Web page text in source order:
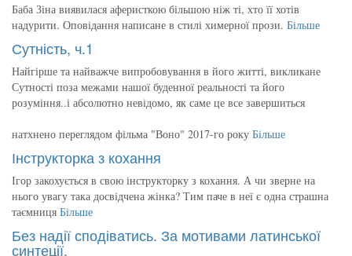
Баба Зіна виявилася аферисткою більшою ніж ті, хто її хотів
надурити. Оповідання написане в стилі химерної прози. Більше
Сутність, ч.1
Найгірше та найважче випробовування в його житті, викликане
Сутності поза межами нашої буденної реальності та його
розуміння..і абсолютно невідомо, як саме це все завершиться
натхнено переглядом фільма "Воно" 2017-го року Більше
Інструкторка з кохання
Ігор закохується в свою інструкторку з кохання. А чи зверне на
нього увагу така досвідчена жінка? Тим паче в неї є одна страшна
таємниця Більше
Без надії сподіватись. За мотивами латинської
синтеції.